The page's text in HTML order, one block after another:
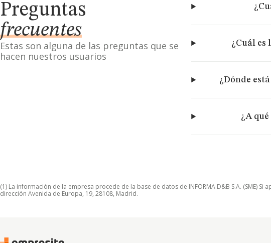
Preguntas
frecuentes
Estas son alguna de las preguntas que se
hacen nuestros usuarios
¿Cuál es
¿Dónde
¿A
(1) La información de la empresa procede de la base de datos de INFORMA D&B S.A.
dirección Avenida de Europa, 19, 28108, Madrid.